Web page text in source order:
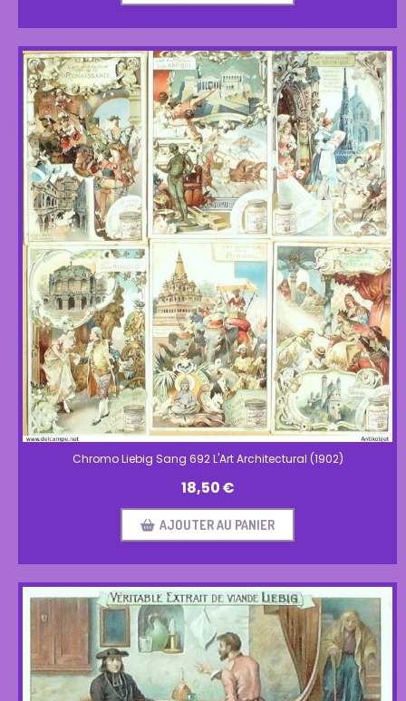
Chromo Liebig Sang 692 L'Art Architectural (1902)
18,50€
AJOUTER AU PANIER